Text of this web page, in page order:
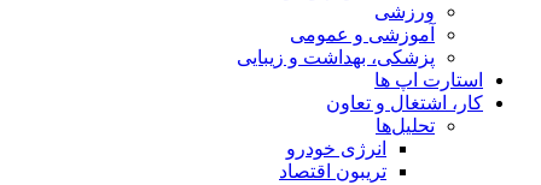
ورزشی
آموزشی و عمومی
پزشکی، بهداشت و زیبایی
استارت اپ ها
کار، اشتغال و تعاون
تحلیل‌ها
انرژی خودرو
تریبون اقتصاد